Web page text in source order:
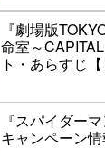
『劇場版
命室～
ト・あらすじ【
『スパイダー
キャンペーン